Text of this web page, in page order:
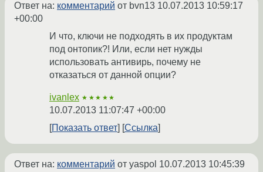
Ответ на: комментарий от bvn13 10.07.2013 10:59:17
+00:00
И что, ключи не подходять в их продуктам
под онтопик?! Или, если нет нужды
использовать антивирь, почему не
отказаться от данной опции?
ivanlex ★★★★★
10.07.2013 11:07:47 +00:00
Показать ответ
Ссылка
Ответ на: комментарий от yaspol 10.07.2013 10:45:39